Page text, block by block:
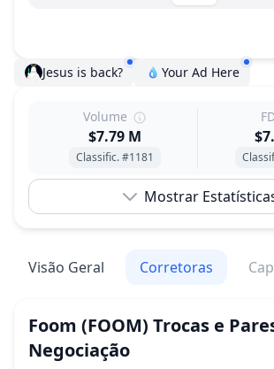
Jesus is back? Your Ad Here
Volume
$7.79 M
Classific. #1181
Mostrar
Visão Geral Corretoras
Foom (FOOM) Trocas e
Negociação